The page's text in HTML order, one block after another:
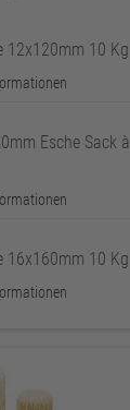
12x120mm 10 Kg
Esche Sack à
16x160mm 10 Kg